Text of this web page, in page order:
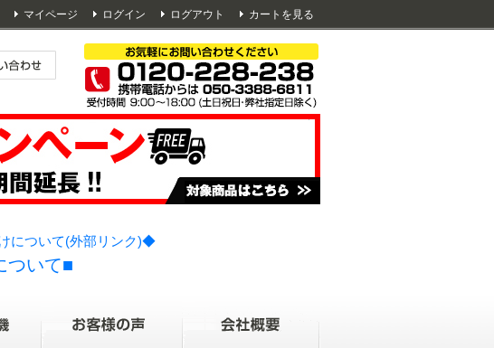
マイページ ログイン ログアウト カートを見る
について(外部リンク)◆
ついて■